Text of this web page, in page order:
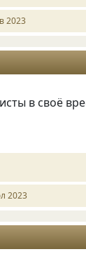
2023
в своё
2023